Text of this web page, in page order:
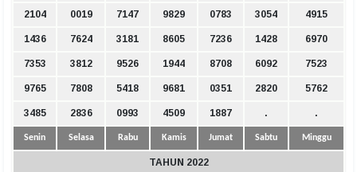
2104 0019 7147 9829 0783 3054 4915
1436 7624 3181 8605 7236 1428 6970
7353 3812 9526 1944 8708 6092 7523
9765 7808 5418 9681 0351 2820 5762
3485 2836 0993 4509 1887 . .
Senin Selasa Rabu Kamis Jumat Sabtu Minggu
TAHUN 2022